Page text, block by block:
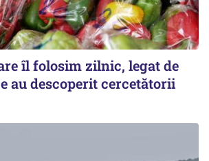
îl folosim zilnic, legat de
au descoperit cercetătorii